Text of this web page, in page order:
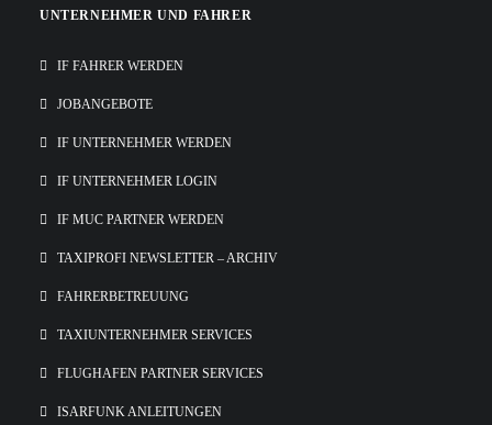
UNTERNEHMER UND FAHRER
IF FAHRER WERDEN
JOBANGEBOTE
IF UNTERNEHMER WERDEN
IF UNTERNEHMER LOGIN
IF MUC PARTNER WERDEN
TAXIPROFI NEWSLETTER – ARCHIV
FAHRERBETREUUNG
TAXIUNTERNEHMER SERVICES
FLUGHAFEN PARTNER SERVICES
ISARFUNK ANLEITUNGEN